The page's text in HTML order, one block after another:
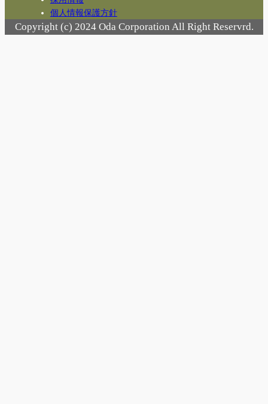
個人情報保護方針
Copyright (c) 2024 Oda Corporation All Right Reservrd.